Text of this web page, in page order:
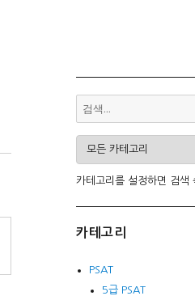
카테고리를 설정하면 검색
카테고리
PSAT
5급 PSAT